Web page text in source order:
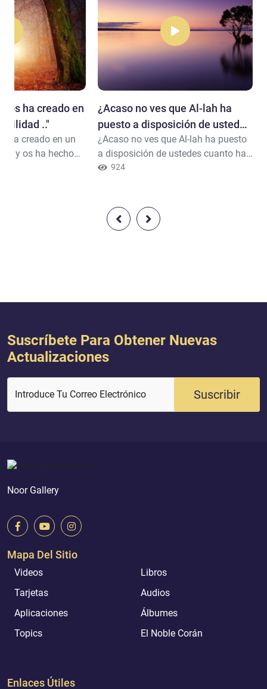
¿Acaso no ves que Al-lah ha
puesto a disposición de ustedes
cuanto hay en la tierra,
¿Acaso no ves que Al-lah ha puesto
a disposición de ustedes cuanto hay
en la tierra, así como las
cielo para evitar que caiga sobre la
tierra, a menos que así lo quiera.
924
os ha creado en
.."
ha creado en un
y os ha hecho
Suscríbete Para Obtener Nuevas
Actualizaciones
Introduce Tu Correo Electrónico Suscribir
Noor Gallery
Mapa Del Sitio
Videos
Libros
Tarjetas
Audios
Aplicaciones
Álbumes
Topics
El Noble Corán
Enlaces Útiles